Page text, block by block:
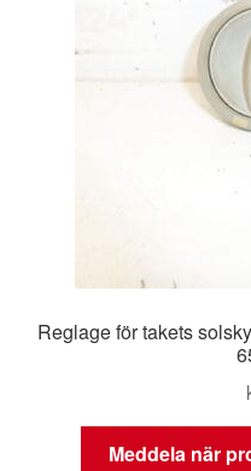
Reglage för takets
Meddela när